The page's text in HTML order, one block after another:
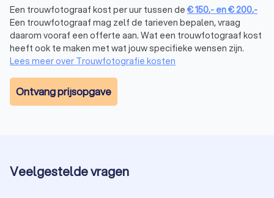
Een trouwfotograaf kost per uur tussen de €150,- en€200,-
Een trouwfotograaf mag zelf de tarieven bepalen, vraag
daarom vooraf een offerte aan. Wat een trouwfotograaf kost
heeft ook te maken met wat jouw specifieke wensen zijn.
Lees meer over Trouwfotografie kosten
Ontvang prijsopgave
Veelgestelde vragen